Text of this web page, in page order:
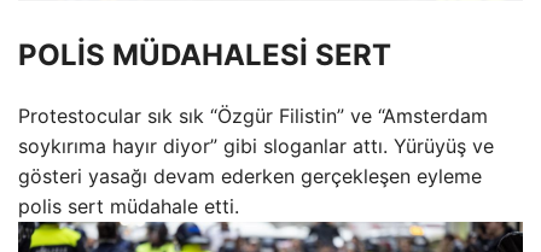
POLİS MÜDAHALESİ SERT
Protestocular sık ​​sık “Özgür Filistin” ve “Amsterdam
soykırıma hayır diyor” gibi sloganlar attı. Yürüyüş ve
gösteri yasağı devam ederken gerçekleşen eyleme
polis sert müdahale etti.